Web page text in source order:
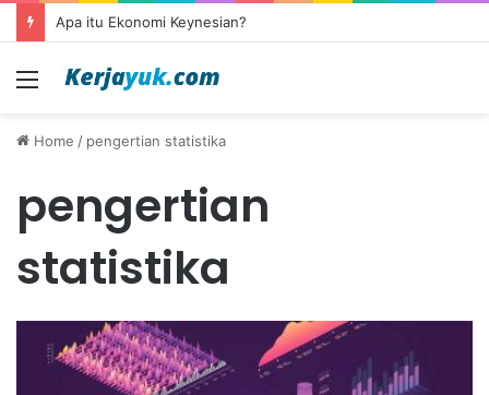
Apa itu Ekonomi Keynesian?
Menu
Home / pengertian statistika
pengertian
statistika